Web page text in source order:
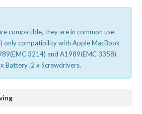
compatible, they are in common use.
only compatibility with Apple MacBook
3214) and A1989(EMC 3358).
Battery ,2 x Screwdrivers.